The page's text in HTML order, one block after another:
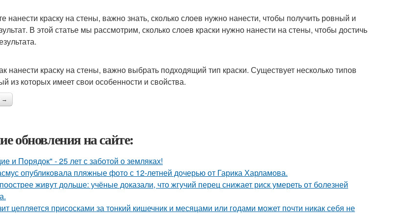
нанести краску на стены, важно знать, сколько слоев нужно нанести, чтобы получить ровный и
В этой статье мы рассмотрим, сколько слоев краски нужно нанести на стены, чтобы достичь
нанести краску на стены, важно выбрать подходящий тип краски. Существует несколько типов
из которых имеет свои особенности и свойства.
→
обновления на сайте:
и Порядок" - 25 лет с заботой о земляках!
опубликовала пляжные фото с 12-летней дочерью от Гарика Харламова.
живут дольше: учёные доказали, что жгучий перец снижает риск умереть от болезней
цепляется присосками за тонкий кишечник и месяцами или годами может почти никак себя не